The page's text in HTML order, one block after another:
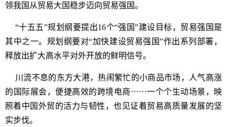
领我国从贸易大国稳步迈向贸易强国。
“十五五”规划纲要提出16个“强国”建设目标，贸易强国是
其中之一。规划纲要对“加快建设贸易强国”作出系列部署，
释放出扩大高水平对外开放的鲜明信号。
川流不息的东方大港，热闹繁忙的小商品市场，人气高涨
的国际展会，便捷高效的跨境电商⋯⋯一个个生动场景，映
照着中国外贸的活力与韧性，也见证着贸易高质量发展的坚
实步伐。